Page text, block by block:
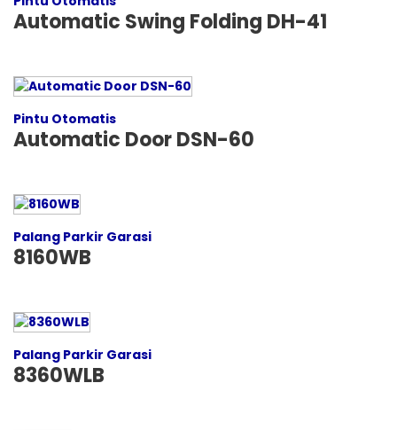
Automatic Swing Folding DH-41
Pintu Otomatis
Automatic Door DSN-60
Palang Parkir Garasi
8160WB
Palang Parkir Garasi
8360WLB